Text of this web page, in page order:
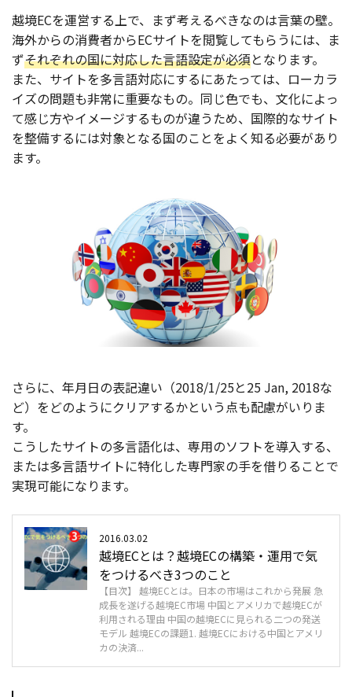
越境ECを運営する上で、まず考えるべきなのは言葉の壁。
海外からの消費者からECサイトを閲覧してもらうには、ま
ずそれぞれの国に対応した言語設定が必須となります。
また、サイトを多言語対応にするにあたっては、ローカラ
イズの問題も非常に重要なもの。同じ色でも、文化によっ
て感じ方やイメージするものが違うため、国際的なサイト
を整備するには対象となる国のことをよく知る必要があり
ます。
さらに、年月日の表記違い（2018/1/25と25 Jan, 2018な
ど）をどのようにクリアするかという点も配慮がいりま
す。
こうしたサイトの多言語化は、専用のソフトを導入する、
または多言語サイトに特化した専門家の手を借りることで
実現可能になります。
2016.03.02
越境ECとは？越境ECの構築・運用で気
をつけるべき3つのこと
【目次】 越境ECとは。日本の市場はこれから発展 急
成長を遂げる越境EC市場 中国とアメリカで越境ECが
利用される理由 中国の越境ECに見られる二つの発送
モデル 越境ECの課題1. 越境ECにおける中国とアメリ
カの決済...